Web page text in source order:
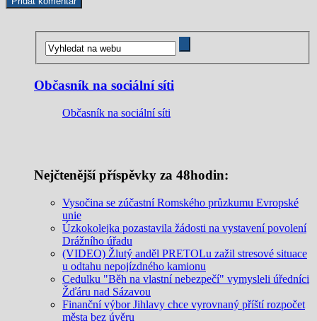
Občasník na sociální síti
Občasník na sociální síti
Nejčtenější příspěvky za 48hodin:
Vysočina se zúčastní Romského průzkumu Evropské
unie
Úzkokolejka pozastavila žádosti na vystavení povolení
Drážního úřadu
(VIDEO) Žlutý anděl PRETOLu zažil stresové situace
u odtahu nepojízdného kamionu
Cedulku "Běh na vlastní nebezpečí" vymysleli úředníci
Žďáru nad Sázavou
Finanční výbor Jihlavy chce vyrovnaný příští rozpočet
města bez úvěru